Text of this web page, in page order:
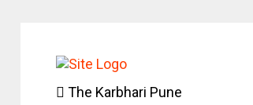
The Karbhari Pune